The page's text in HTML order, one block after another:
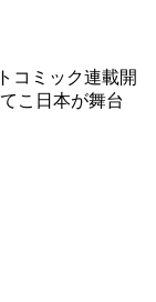
コミック連載開
こ日本が舞台